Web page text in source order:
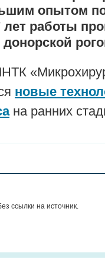
опытом
лет работы
донорской
новые
на ранних
ссылки на источник.